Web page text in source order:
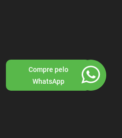
Compre pelo
WhatsApp